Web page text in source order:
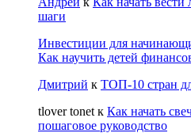
шаги
Инвестиции для
Как научить детей
Дмитрий к ТОП-10 стран
tlover tonet к Как начать
пошаговое руководство